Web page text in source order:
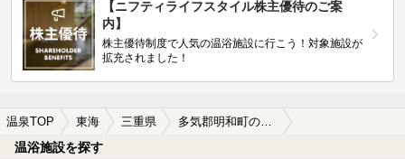
【ニフティライフスタイル株主優待のご案
内】
株主優待制度で人気の温浴施設に行こう！対象施設が
拡充されました！
温泉TOP 東海 三重県
温浴施設を探す